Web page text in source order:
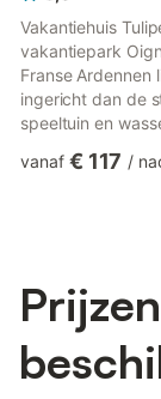
Vakantiehuis
vakantiepark
Franse Ardennen
ingericht dan de
speeltuin en
apparatuur in de
vanaf € 117 /